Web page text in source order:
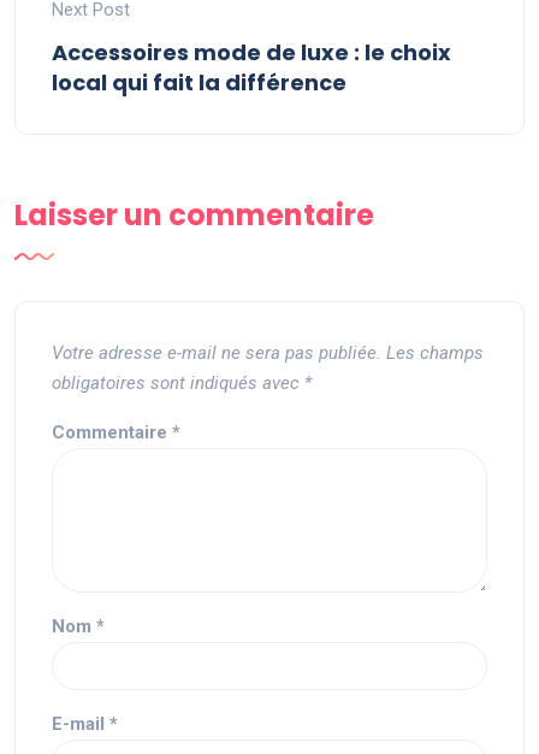
Next Post
Accessoires mode de luxe : le choix
local qui fait la différence
Laisser un commentaire
Votre adresse e-mail ne sera pas publiée. Les champs
obligatoires sont indiqués avec *
Commentaire *
Nom *
E-mail *